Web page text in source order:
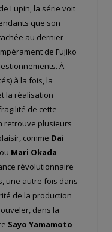
Lupin, la série voit
que son
au dernier
de Fujiko
À
à la fois, la
la réalisation
de cette
retrouve plusieurs
comme Dai
Mari Okada
révolutionnaire
une autre fois dans
de la production
dans la
Sayo Yamamoto